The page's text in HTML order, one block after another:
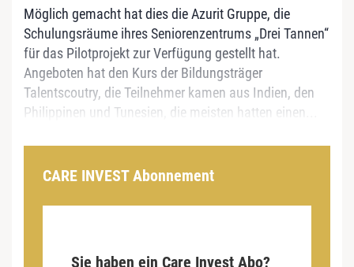
Möglich gemacht hat dies die Azurit Gruppe, die
Schulungsräume ihres Seniorenzentrums „Drei Tannen“
für das Pilotprojekt zur Verfügung gestellt hat.
Angeboten hat den Kurs der Bildungsträger
Talentscoutry, die Teilnehmer kamen aus Indien, den
Philippinen und Tunesien, die meisten hatten einen...
CARE INVEST Abonnement
Sie haben ein Care Invest Abo?